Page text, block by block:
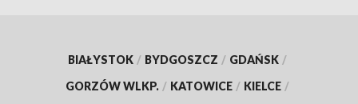
BIAŁYSTOK / BYDGOSZCZ / GDAŃSK /
GORZÓW WLKP. / KATOWICE / KIELCE /